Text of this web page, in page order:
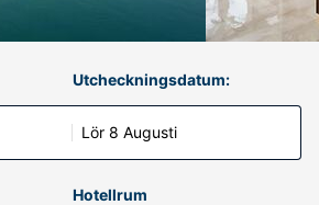
Utcheckningsdatum:
Lör 8 Augusti
Hotellrum